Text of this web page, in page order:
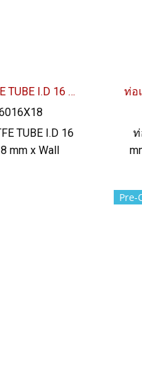
ท่อเทปล่อน PTFE TUBE I.D 16 mm x O.D 18 mm
TUBE I.D 16
mm x Wall
ลื่น (non-stick)
ท่
Pre-